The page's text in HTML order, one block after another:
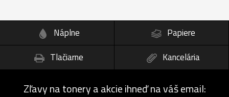
Náplne
Papiere
Tlačiarne
Kancelária
Zľavy na tonery a akcie ihneď na váš email: